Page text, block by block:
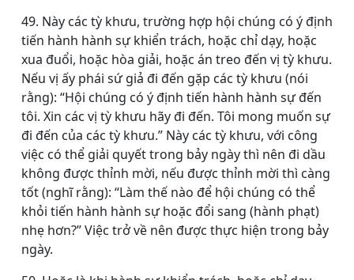
49. Này các tỳ khưu, trường hợp hội chúng có ý định
tiến hành hành sự khiển trách, hoặc chỉ dạy, hoặc
xua đuổi, hoặc hòa giải, hoặc án treo đến vị tỳ khưu.
Nếu vị ấy phái sứ giả đi đến gặp các tỳ khưu (nói
rằng): “Hội chúng có ý định tiến hành hành sự đến
tôi. Xin các vị tỳ khưu hãy đi đến. Tôi mong muốn sự
đi đến của các tỳ khưu.” Này các tỳ khưu, với công
việc có thể giải quyết trong bảy ngày thì nên đi dầu
không được thỉnh mời, nếu được thỉnh mời thì càng
tốt (nghĩ rằng): “Làm thế nào để hội chúng có thể
khỏi tiến hành hành sự hoặc đổi sang (hành phạt)
nhẹ hơn?” Việc trở về nên được thực hiện trong bảy
ngày.